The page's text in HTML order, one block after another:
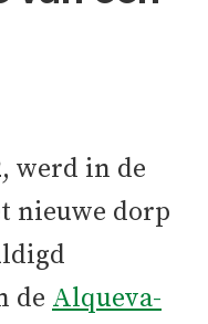
werd in de
nieuwe dorp
de Alqueva-